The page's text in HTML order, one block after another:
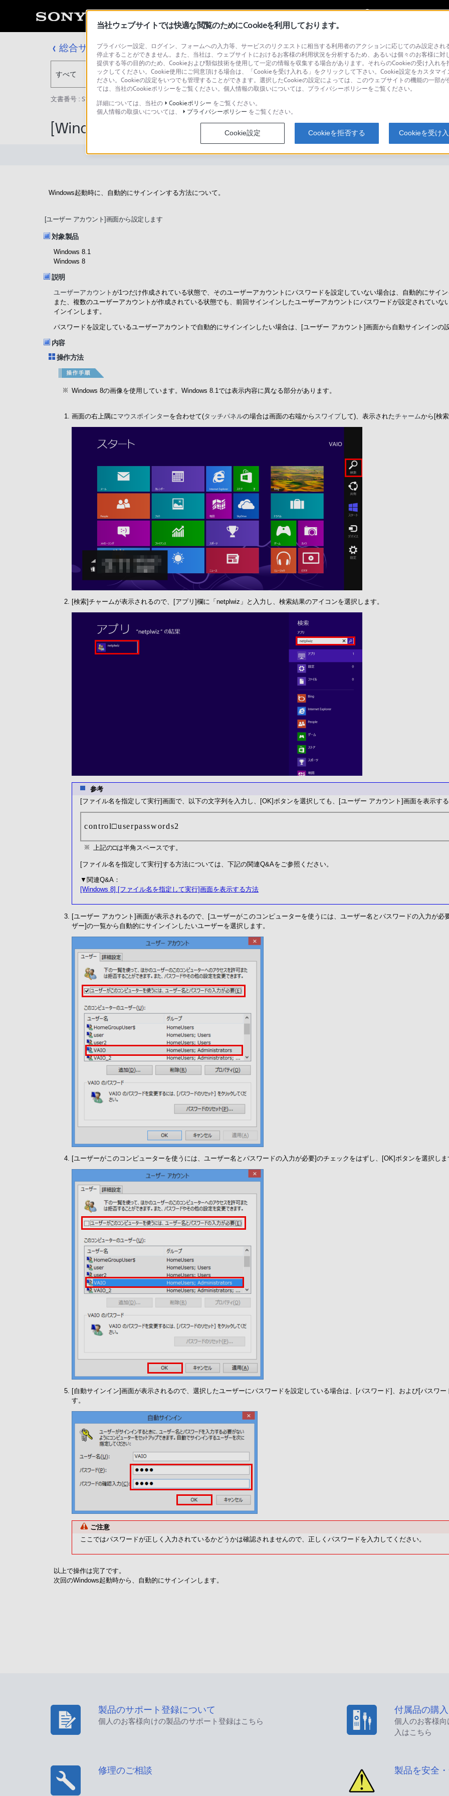
総合サポート・お問い合わせ
すべて
文書番号 : S1207180039909 / 最終更新日 : 2025/03/11
[Windows 8] 起動時に自動的にサインインする方法
Windows起動時に、自動的にサインインする方法について。
[ユーザー アカウント]画面から設定します
対象製品
Windows 8.1
Windows 8
説明
ユーザーアカウント が1つだけ作成されている状態で、そのユーザーアカウントにパスワードを設定していない場合は、自動的にサイ
また、複数のユーザーアカウントが作成されている状態でも、前回サインインしたユーザーアカウントにパスワードが設定されてい
インインします。
パスワードを設定しているユーザーアカウントで自動的にサインインしたい場合は、[ユーザー アカウント]画面から自動サインインの
内容
操作方法
Windows 8の画像を使用しています。Windows 8.1では表示内容に異なる部分があります。
画面の右上隅に マウスポインターを合わせて(タッチパネルの場合は画面の右端から スワイプして)、表示されたチャームから[検
[検索]チャームが表示されるので、[アプリ]欄に「netplwiz」と入力し、検索結果のアイコンを選択します。
参考
[ファイル名を指定して実行]画面で、以下の文字列を入力し、[OK]ボタンを選択しても、[ユーザー アカウント]画面を表示す
control□userpasswords2
上記の□は半角スペースです。
[ファイル名を指定して実行]する方法については、下記の関連Q&Aをご参照ください。
▼関連Q&A：
[Windows 8] [ファイル名を指定して実行]画面を表示する方法
[ユーザー アカウント]画面が表示されるので、[ユーザーがこのコンピューターを使うには、ユーザー名とパスワードの入力が
ザー]の一覧から自動的にサインインしたいユーザーを選択します。
[ユーザーがこのコンピューターを使うには、ユーザー名とパスワードの入力が必要]のチェックをはずし、[OK]ボタンを選択しま
[自動サインイン]画面が表示されるので、選択したユーザーにパスワードを設定している場合は、[パスワード]、および[パスワ
す。
ご注意
ここではパスワードが正しく入力されているかどうかは確認されませんので、正しくパスワードを入力してください。
以上で操作は完了です。
次回のWindows起動時から、自動的にサインインします。
製品のサポート登録について
個人のお客様向けの製品のサポート登録はこちら
付属品の購入
個人のお客様
入はこちら
修理のご相談 製品を安全
当社ウェブサイトでは快適な閲覧のためにCookieを利用しております。
プライバシー設定、ログイン、フォームへの入力等、サービスのリクエストに相当する利用者のアクションに応じてのみ設定さ
停止することができません。また、当社は、ウェブサイトにおけるお客様の利用状況を分析するため、あるいは個々のお客様に
提供する等の目的のため、Cookieおよび類似技術を使用して一定の情報を収集する場合があります。それらのCookieの受け入れ
ックしてください。Cookie使用にご同意頂ける場合は、「Cookieを受け入れる」をクリックして下さい。Cookie設定をカスタマ
ださい。Cookieの設定をいつでも管理することができます。選択したCookieの設定によっては、このウェブサイトの機能の一部
ては、当社のCookieポリシーをご覧ください。個人情報の取扱いについては、プライバシーポリシーをご覧ください。
詳細については、当社の
Cookieポリシー をご覧ください。
個人情報の取扱いについては、
プライバシーポリシー をご覧ください。
Cookie設定 Cookieを拒否する Cookieを受け